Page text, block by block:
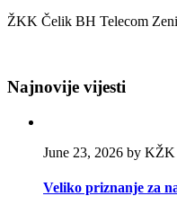
ŽKK Čelik BH Telecom
Najnovije vijesti
June 23, 2026 by
Veliko priznanje za